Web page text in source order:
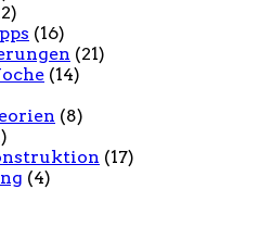
(16)
(21)
(14)
(8)
(17)
(4)